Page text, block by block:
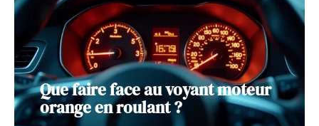
Que faire face au voyant moteur
orange en roulant ?